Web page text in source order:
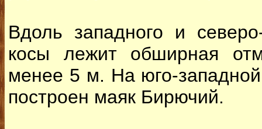
Вдоль западного и
косы лежит обширная
менее 5 м. На юго-
построен маяк Бирючий.